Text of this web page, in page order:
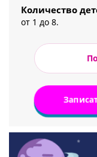
Количество
от 1 до 8.